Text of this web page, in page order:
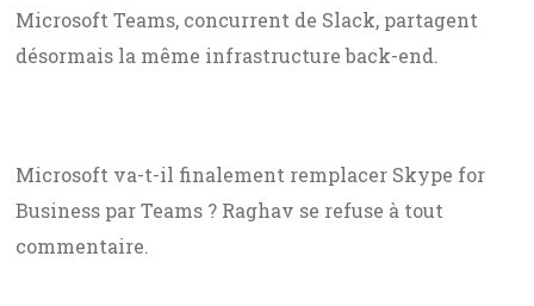
Microsoft Teams, concurrent de Slack, partagent
désormais la même infrastructure back-end.
Microsoft va-t-il finalement remplacer Skype for
Business par Teams ? Raghav se refuse à tout
commentaire.